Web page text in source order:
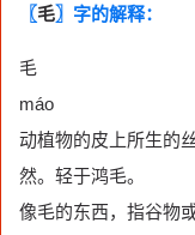
〖毛〗字的解释：
毛
máo
动植物的皮上所生的
然。轻于鸿毛。
像毛的东西，指谷物